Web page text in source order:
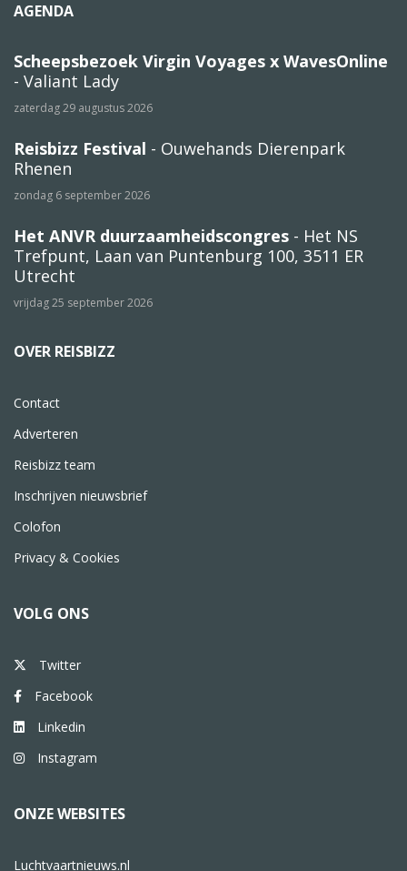
AGENDA
Scheepsbezoek Virgin Voyages x WavesOnline
- Valiant Lady
zaterdag 29 augustus 2026
Reisbizz Festival - Ouwehands Dierenpark
Rhenen
zondag 6 september 2026
Het ANVR duurzaamheidscongres - Het NS
Trefpunt, Laan van Puntenburg 100, 3511 ER
Utrecht
vrijdag 25 september 2026
OVER REISBIZZ
Contact
Adverteren
Reisbizz team
Inschrijven nieuwsbrief
Colofon
Privacy & Cookies
VOLG ONS
Twitter
Facebook
Linkedin
Instagram
ONZE WEBSITES
Luchtvaartnieuws.nl